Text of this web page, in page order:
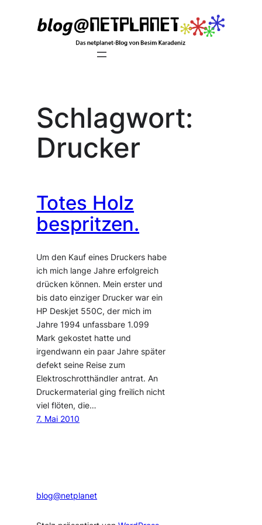
Schlagwort:
Drucker
Totes Holz
bespritzen.
Um den Kauf eines Druckers habe
ich mich lange Jahre erfolgreich
drücken können. Mein erster und
bis dato einziger Drucker war ein
HP Deskjet 550C, der mich im
Jahre 1994 unfassbare 1.099
Mark gekostet hatte und
irgendwann ein paar Jahre später
defekt seine Reise zum
Elektroschrotthändler antrat. An
Druckermaterial ging freilich nicht
viel flöten, die…
7. Mai 2010
blog@netplanet